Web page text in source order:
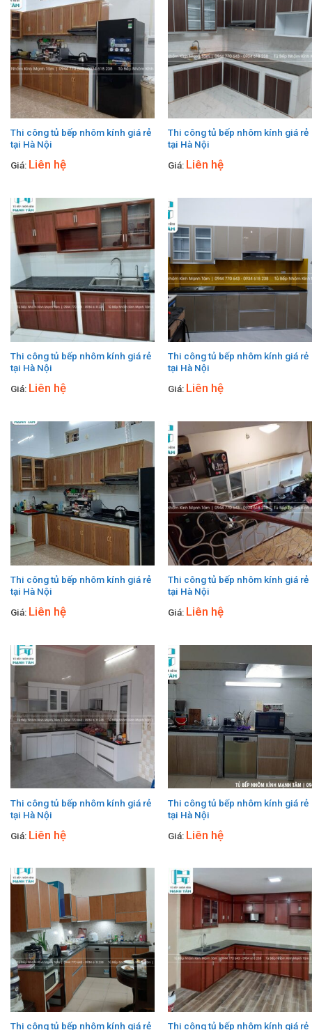
Thi công tủ bếp nhôm kính giá rẻ
tại Hà Nội
Giá: Liên hệ
Thi công tủ bếp nhôm kính giá rẻ
tại Hà Nội
Giá: Liên hệ
Thi công tủ bếp nhôm kính giá rẻ
tại Hà Nội
Giá: Liên hệ
Thi công tủ bếp nhôm kính giá rẻ
tại Hà Nội
Giá: Liên hệ
Thi công tủ bếp nhôm kính giá rẻ
tại Hà Nội
Giá: Liên hệ
Thi công tủ bếp nhôm kính giá rẻ
tại Hà Nội
Giá: Liên hệ
Thi công tủ bếp nhôm kính giá rẻ
tại Hà Nội
Giá: Liên hệ
Thi công tủ bếp nhôm kính giá rẻ
tại Hà Nội
Giá: Liên hệ
Thi công tủ bếp nhôm kính giá rẻ
Thi công tủ bếp nhôm kính giá rẻ